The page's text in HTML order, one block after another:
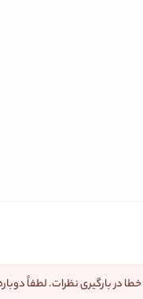
خطا در بارگیری نظرات. لطفاً